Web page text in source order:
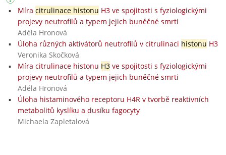
Míra citrulinace histonu H3 ve spojitosti s fyziologickými
projevy neutrofilů a typem jejich buněčné smrti
Adéla Hronová
Úloha různých aktivátorů neutrofilů v citrulinaci histonu H3
Veronika Skočková
Míra citrulinace histonu H3ve spojitosti s fyziologickými
projevy neutrofilů a typem jejich buněčné smrti
Adéla Hronová
Úloha histaminového receptoru H4R v tvorbě reaktivních
metabolitů kyslíku a dusíku fagocyty
Michaela Zapletalová